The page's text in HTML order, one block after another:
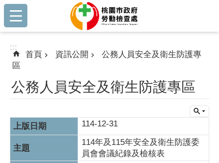
跳到主要內容區塊
:::
:::
首頁 資訊公開
公務人員安全及衛生防護專
區
公務人員安全及衛生防護專區
114-12-31
114年及115年安全及衛生防護委
員會會議紀錄及檢核表